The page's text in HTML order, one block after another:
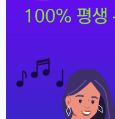
대구광역시
대전광역시
서울특별시
선택
울산광역시